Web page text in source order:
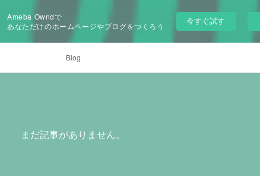
Ameba Owndで
あなただけのホームページやブログをつくろう
今すぐ試す
Blog
まだ記事がありません。